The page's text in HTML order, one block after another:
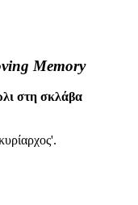
Memory
στη σκλάβα